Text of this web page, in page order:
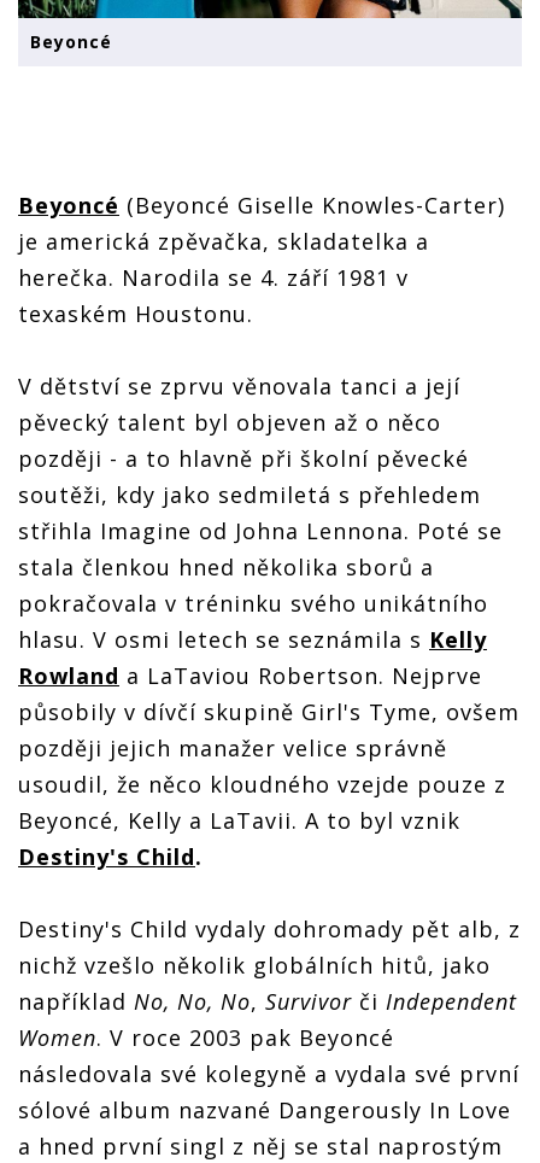
Beyoncé
Beyoncé (Beyoncé Giselle Knowles-Carter)
je americká zpěvačka, skladatelka a
herečka. Narodila se 4. září 1981 v
texaském Houstonu.
V dětství se zprvu věnovala tanci a její
pěvecký talent byl objeven až o něco
později - a to hlavně při školní pěvecké
soutěži, kdy jako sedmiletá s přehledem
střihla Imagine od Johna Lennona. Poté se
stala členkou hned několika sborů a
pokračovala v tréninku svého unikátního
hlasu. V osmi letech se seznámila s Kelly
Rowland a LaTaviou Robertson. Nejprve
působily v dívčí skupině Girl's Tyme, ovšem
později jejich manažer velice správně
usoudil, že něco kloudného vzejde pouze z
Beyoncé, Kelly a LaTavii. A to byl vznik
Destiny's Child.
Destiny's Child vydaly dohromady pět alb, z
nichž vzešlo několik globálních hitů, jako
například No, No, No, Survivor či Independent
Women. V roce 2003 pak Beyoncé
následovala své kolegyně a vydala své první
sólové album nazvané Dangerously In Love
a hned první singl z něj se stal naprostým